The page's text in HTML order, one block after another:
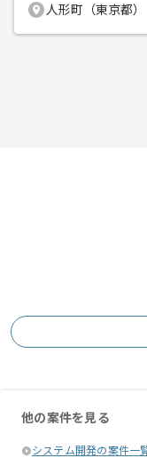
人形町（東京都）
他の案件を見る
システム開発の案件一